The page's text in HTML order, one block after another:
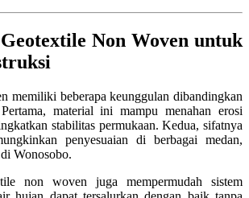
Non Woven untuk
memiliki beberapa keunggulan dibandingkan
material ini mampu menahan erosi
stabilitas permukaan. Kedua, sifatnya
penyesuaian di berbagai medan,
Wonosobo.
non woven juga mempermudah sistem